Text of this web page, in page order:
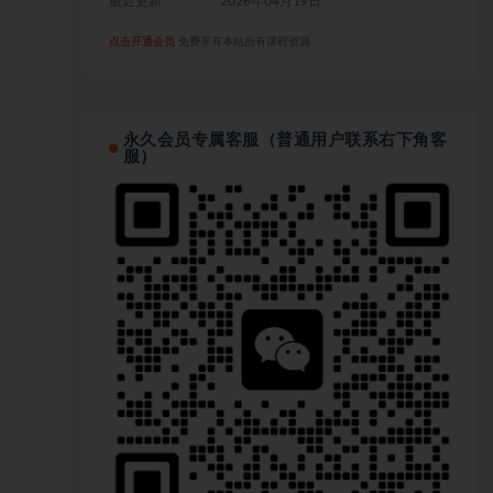
点击开通会员 免费享有本站所有课程资源
永久会员专属客服（普通用户联系右下角客
服）